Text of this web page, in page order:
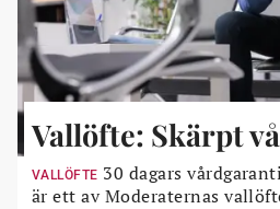
Vallöfte: Skärpt
VALLÖFTE 30 dagars
är ett av Moderaternas